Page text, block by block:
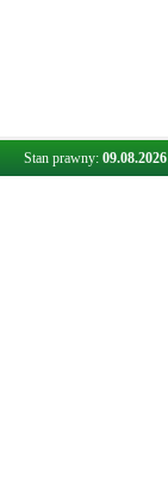
Stan prawny: 09.08.2026